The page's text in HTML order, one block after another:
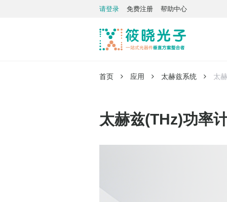
请登录 免费注册 帮助中心
首页 应用 太赫兹系统 太
太赫兹(THz)功率